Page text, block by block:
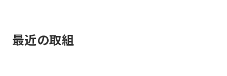
最近の取組